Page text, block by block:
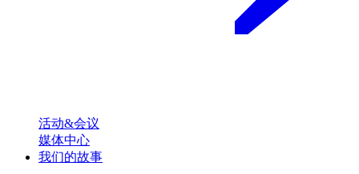
活动&会议
媒体中心
我们的故事